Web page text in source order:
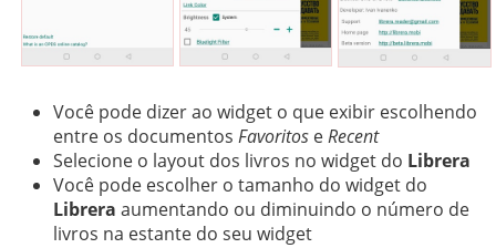
Você pode dizer ao widget o que exibir escolhendo
entre os documentos Favoritos eRecent
Selecione o layout dos livros no widget do Librera
Você pode escolher o tamanho do widget do
Librera aumentando ou diminuindo o número de
livros na estante do seu widget